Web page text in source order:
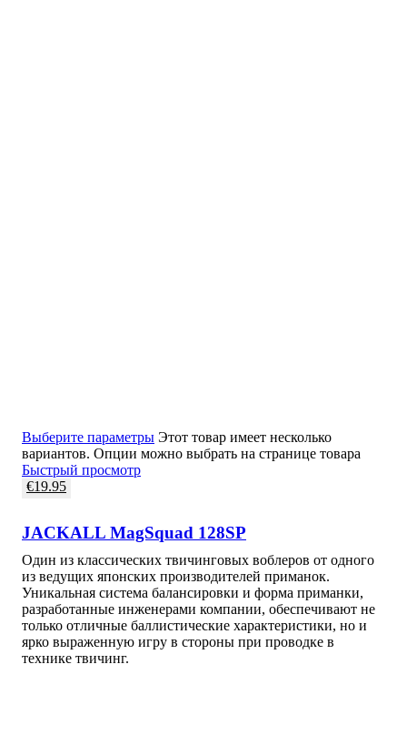
Выберите параметры Этот товар имеет несколько
вариантов. Опции можно выбрать на странице товара
Быстрый просмотр
€19.95
JACKALL MagSquad 128SP
Один из классических твичинговых воблеров от одного
из ведущих японских производителей приманок.
Уникальная система балансировки и форма приманки,
разработанные инженерами компании, обеспечивают не
только отличные баллистические характеристики, но и
ярко выраженную игру в стороны при проводке в
технике твичинг.